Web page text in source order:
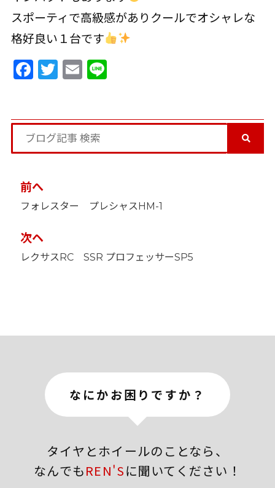
スポーティで高級感がありクールでオシャレな
格好良い１台です
Facebook
Twitter
Email
Line
投
稿
ナ
ゲ
ー
シ
前へ
フォレスター プレシャスHM-1
次ヘ
レクサスRC SSR プロフェッサーSP5
なにかお困りですか？
タイヤとホイールのことなら、
なんでもREN'Sに聞いてください！